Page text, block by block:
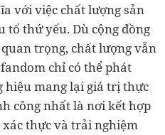
với việc chất lượng sản
tố thứ yếu. Dù cộng đồng
trọng, chất lượng vẫn
chỉ có thể phát
mang lại giá trị thực
công nhất là nơi kết hợp
thực và trải nghiệm